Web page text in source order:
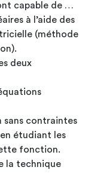
capable de …
à l’aide des
(méthode
deux
sans contraintes
étudiant les
fonction.
la technique